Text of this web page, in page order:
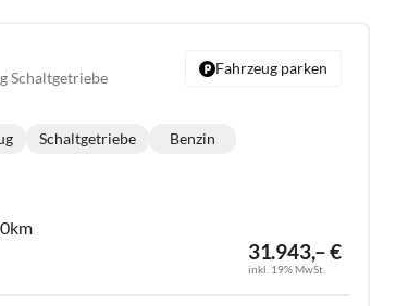
Schaltgetriebe
31.943,– €
inkl. 19% MwSt.
Getriebe:
Schaltgetriebe Benzin
Fahrzeug parken